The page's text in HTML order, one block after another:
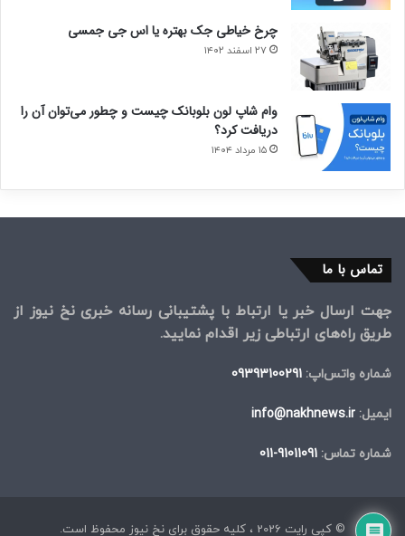
چرخ خیاطی جک بهتره یا اس جی جمسی
۲۷ اسفند ۱۴۰۲
وام شاپ لون بلوبانک چیست و چطور می‌توان آن را
دریافت کرد؟
۱۵ مرداد ۱۴۰۴
تماس با ما
جهت ارسال خبر یا ارتباط با پشتیبانی رسانه خبری نخ نیوز از
طریق راه‌های ارتباطی زیر اقدام نمایید.
شماره واتس‌اپ: 09393100291
ایمیل: info@nakhnews.ir
شماره تماس: 91011091-011
© کپی رایت 2026 ، کلیه حقوق برای نخ نیوز محفوظ است.